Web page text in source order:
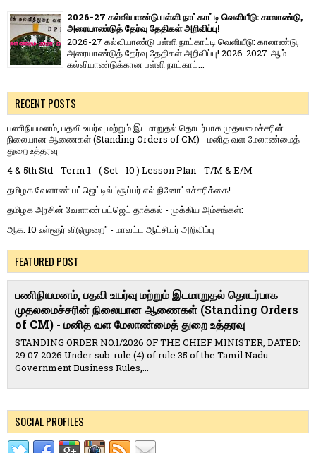
2026-27 கல்வியாண்டு பள்ளி நாட்காட்டி வெளியீடு: காலாண்டு,
அரையாண்டுத் தேர்வு தேதிகள் அறிவிப்பு!
2026-27 கல்வியாண்டு பள்ளி நாட்காட்டி வெளியீடு: காலாண்டு,
அரையாண்டுத் தேர்வு தேதிகள் அறிவிப்பு! 2026-2027-ஆம்
கல்வியாண்டுக்கான பள்ளி நாட்காட்...
RECENT POSTS
பணிநியமனம், பதவி உயர்வு மற்றும் இடமாறுதல் தொடர்பாக முதலமைச்சரின்
நிலையான ஆணைகள் (Standing Orders of CM) - மனித வள மேலாண்மைத்
துறை உத்தரவு
4 & 5th Std - Term 1 - ( Set - 10 ) Lesson Plan - T/M & E/M
தமிழக வேளாண் பட்ஜெட்டில் 'சூப்பர் எல் நினோ' எச்சரிக்கை!
தமிழக அரசின் வேளாண் பட்ஜெட் தாக்கல் - முக்கிய அம்சங்கள்:
ஆக. 10 உள்ளூர் விடுமுறை" - மாவட்ட ஆட்சியர் அறிவிப்பு
FEATURED POST
பணிநியமனம், பதவி உயர்வு மற்றும் இடமாறுதல் தொடர்பாக
முதலமைச்சரின் நிலையான ஆணைகள் (Standing Orders
of CM) - மனித வள மேலாண்மைத் துறை உத்தரவு
STANDING ORDER NO.1/2026 OF THE CHIEF MINISTER, DATED:
29.07.2026 Under sub-rule (4) of rule 35 of the Tamil Nadu
Government Business Rules,...
SOCIAL PROFILES